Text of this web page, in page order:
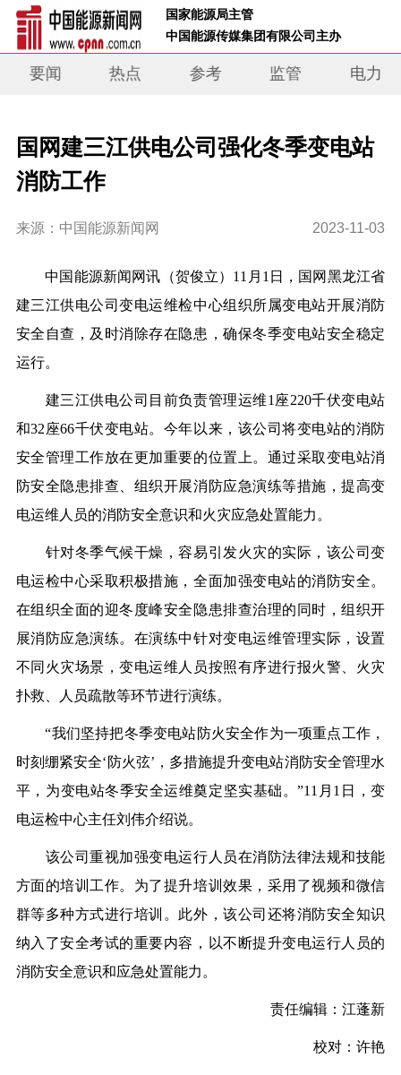
国家能源局主管
中国能源传媒集团有限公司主办
要闻 热点 参考 监管 电力
国网建三江供电公司强化冬季变电站
消防工作
来源：中国能源新闻网 2023-11-03
中国能源新闻网讯 （贺俊立） 11月1日，国网黑龙江省
建三江供电公司变电运维检中心组织所属变电站开展消防
安全自查，及时消除存在隐患，确保冬季变电站安全稳定
运行。
建三江供电公司目前负责管理运维1座220千伏变电站
和32座66千伏变电站。今年以来，该公司将变电站的消防
安全管理工作放在更加重要的位置上。通过采取变电站消
防安全隐患排查、组织开展消防应急演练等措施，提高变
电运维人员的消防安全意识和火灾应急处置能力。
针对冬季气候干燥，容易引发火灾的实际，该公司变
电运检中心采取积极措施，全面加强变电站的消防安全。
在组织全面的迎冬度峰安全隐患排查治理的同时，组织开
展消防应急演练。在演练中针对变电运维管理实际，设置
不同火灾场景，变电运维人员按照有序进行报火警、火灾
扑救、人员疏散等环节进行演练。
“我们坚持把冬季变电站防火安全作为一项重点工作，
时刻绷紧安全‘防火弦’，多措施提升变电站消防安全管理水
平，为变电站冬季安全运维奠定坚实基础。”11月1日，变
电运检中心主任刘伟介绍说。
该公司重视加强变电运行人员在消防法律法规和技能
方面的培训工作。为了提升培训效果，采用了视频和微信
群等多种方式进行培训。此外，该公司还将消防安全知识
纳入了安全考试的重要内容，以不断提升变电运行人员的
消防安全意识和应急处置能力。
责任编辑：江蓬新
校对：许艳